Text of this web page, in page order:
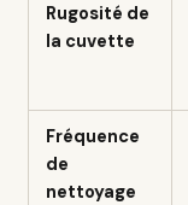
Rugosité de
la cuvette
Fréquence
de
nettoyage